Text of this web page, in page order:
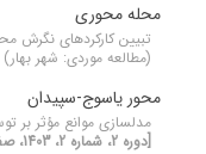
محله محوری
تبیین کارکردهای نگرش
(مطالعه موردی: شهر بهار)
محور یاسوج-سپیدان
مدلسازی موانع مؤثر بر
[دوره 2، شماره 2، 1403، صفحه 32-49]